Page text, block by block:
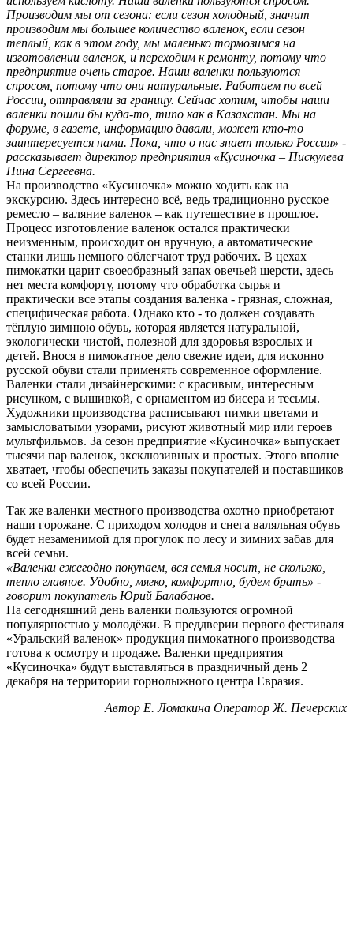
Производим мы от сезона: если сезон холодный, значит
производим мы большее количество валенок, если сезон
теплый, как в этом году, мы маленько тормозимся на
изготовлении валенок, и переходим к ремонту, потому что
предприятие очень старое. Наши валенки пользуются
спросом, потому что они натуральные. Работаем по всей
России, отправляли за границу. Сейчас хотим, чтобы наши
валенки пошли бы куда-то, типо как в Казахстан. Мы на
форуме, в газете, информацию давали, может кто-то
заинтересуется нами. Пока, что о нас знает только Россия» -
рассказывает директор предприятия «Кусиночка – Пискулева
Нина Сергеевна.
На производство «Кусиночка» можно ходить как на
экскурсию. Здесь интересно всё, ведь традиционно русское
ремесло – валяние валенок – как путешествие в прошлое.
Процесс изготовление валенок остался практически
неизменным, происходит он вручную, а автоматические
станки лишь немного облегчают труд рабочих. В цехах
пимокатки царит своеобразный запах овечьей шерсти, здесь
нет места комфорту, потому что обработка сырья и
практически все этапы создания валенка - грязная, сложная,
специфическая работа. Однако кто - то должен создавать
тёплую зимнюю обувь, которая является натуральной,
экологически чистой, полезной для здоровья взрослых и
детей. Внося в пимокатное дело свежие идеи, для исконно
русской обуви стали применять современное оформление.
Валенки стали дизайнерскими: с красивым, интересным
рисунком, с вышивкой, с орнаментом из бисера и тесьмы.
Художники производства расписывают пимки цветами и
замысловатыми узорами, рисуют животный мир или героев
мультфильмов. За сезон предприятие «Кусиночка» выпускает
тысячи пар валенок, эксклюзивных и простых. Этого вполне
хватает, чтобы обеспечить заказы покупателей и поставщиков
со всей России.
Так же валенки местного производства охотно приобретают
наши горожане. С приходом холодов и снега валяльная обувь
будет незаменимой для прогулок по лесу и зимних забав для
всей семьи.
«Валенки ежегодно покупаем, вся семья носит, не скользко,
тепло главное. Удобно, мягко, комфортно, будем брать» -
говорит покупатель Юрий Балабанов.
На сегодняшний день валенки пользуются огромной
популярностью у молодёжи. В преддверии первого фестиваля
«Уральский валенок» продукция пимокатного производства
готова к осмотру и продаже. Валенки предприятия
«Кусиночка» будут выставляться в праздничный день 2
декабря на территории горнолыжного центра Евразия.
Автор Е. Ломакина Оператор Ж. Печерских